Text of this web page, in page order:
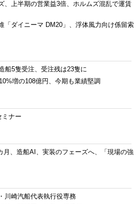
、上半期の営業益3倍、ホルムズ混乱で運賃
「ダイニーマ DM20」、浮体風力向け係留索
船5隻受注、受注残は23隻に
増の108億円、今期も業績堅調
ミナー
月、造船AI、実装のフェーズへ、「現場の強
川崎汽船代表執行役専務